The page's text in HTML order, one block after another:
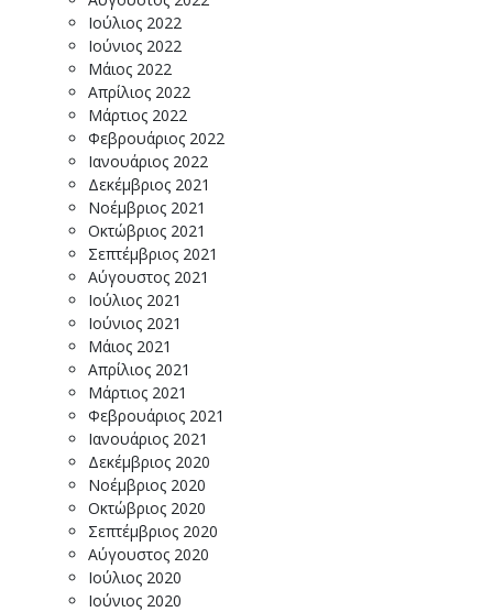
Ιούλιος 2022
Ιούνιος 2022
Μάιος 2022
Απρίλιος 2022
Μάρτιος 2022
Φεβρουάριος 2022
Ιανουάριος 2022
Δεκέμβριος 2021
Νοέμβριος 2021
Οκτώβριος 2021
Σεπτέμβριος 2021
Αύγουστος 2021
Ιούλιος 2021
Ιούνιος 2021
Μάιος 2021
Απρίλιος 2021
Μάρτιος 2021
Φεβρουάριος 2021
Ιανουάριος 2021
Δεκέμβριος 2020
Νοέμβριος 2020
Οκτώβριος 2020
Σεπτέμβριος 2020
Αύγουστος 2020
Ιούλιος 2020
Ιούνιος 2020